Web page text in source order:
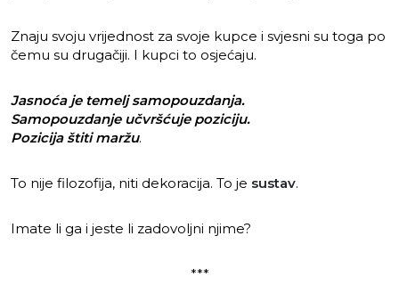
Znaju svoju vrijednost za svoje kupce i svjesni su toga po
čemu su drugačiji. I kupci to osjećaju.
Jasnoća je temelj samopouzdanja.
Samopouzdanje učvršćuje poziciju.
Pozicija štiti maržu.
To nije filozofija, niti dekoracija. To je sustav.
Imate li ga i jeste li zadovoljni njime?
***